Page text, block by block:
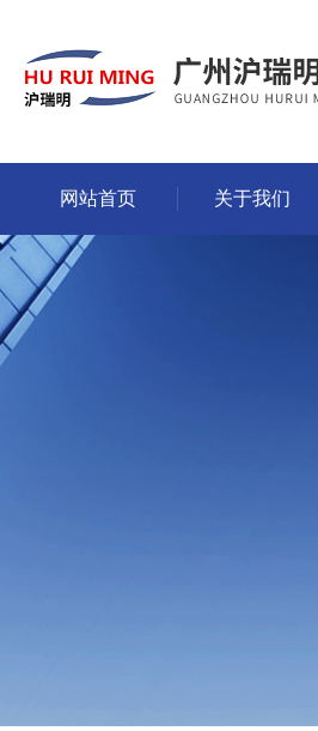
网站首页 关于我们